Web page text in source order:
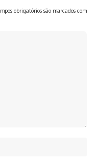
obrigatórios são marcados com